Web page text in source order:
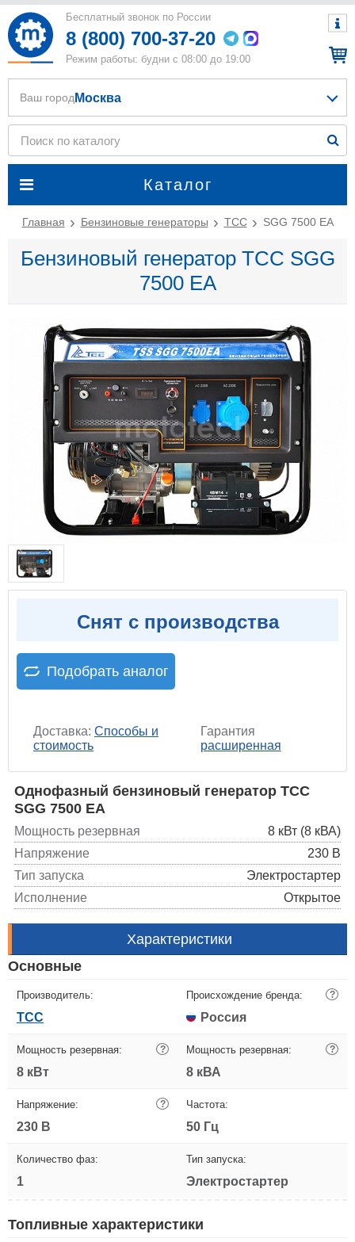
Бесплатный звонок по России
8 (800) 700-37-20
Режим работы: будни с 08:00 до 19:00
Каталог
Ваш город Москва
Главная Бензиновые генераторы ТСС SGG 7500 ЕA
Бензиновый генератор ТСС SGG
7500 ЕA
Снят с производства
Подобрать аналог
Доставка: Способы и
стоимость
Гарантия
расширенная
Однофазный бензиновый генератор ТСС
SGG 7500 ЕA
Мощность резервная
8 кВт (8 кВА)
Напряжение
230 В
Тип запуска
Электростартер
Исполнение
Открытое
Характеристики
Основные
Производитель:
ТСС
Происхождение бренда: ?
Россия
Мощность резервная: ?
8 кВт
Мощность резервная: ?
8 кВА
Напряжение: ?
230 В
Частота:
50 Гц
Количество фаз:
1
Тип запуска:
Электростартер
Топливные характеристики